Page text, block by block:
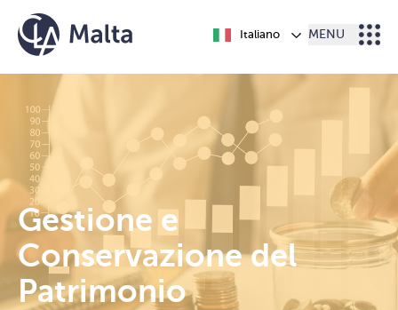
Vai al contenuto
Italiano MENU
Gestione e
Conservazione del
Patrimonio